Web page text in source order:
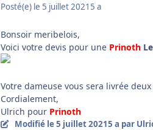
Posté(e) le 5 juillet 2021 5 a
Bonsoir meribelois,
Voici votre devis pour une Prinoth
Votre dameuse vous sera livrée
Cordialement,
Ulrich pour Prinoth
Modifié le 5 juillet 20215 a par